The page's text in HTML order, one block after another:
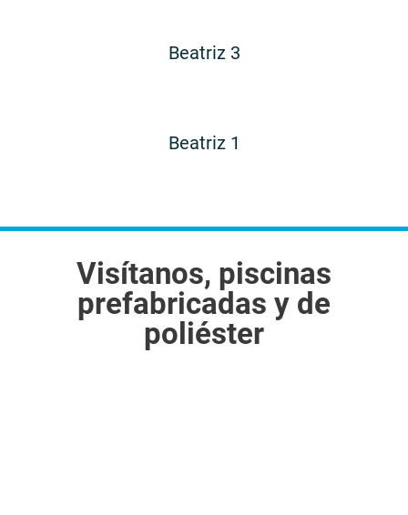
Beatriz 3
Beatriz 1
Visítanos, piscinas
prefabricadas y de
poliéster